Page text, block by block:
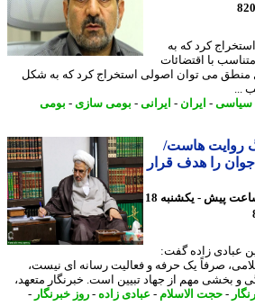
کرد که به
با اقتضائات
می توان اصولی استخراج کرد که به شکل
-ایران - ایرانی- بومی سازی- بومی
هاست/
را هدف قرار
20 ساعت پیش - یکشنبه 18
زاده گفت:
صرفاً یک حرفه و فعالیت رسانه ای نیست،
مهم از جهاد تبیین است. خبرنگار متعهد،
-حجت الاسلام-عبادی زاده - روز خبرنگار -